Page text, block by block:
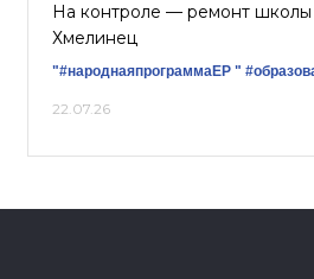
На контроле — ремонт школы
Хмелинец
"#народнаяпрограммаЕР "
22.07.26